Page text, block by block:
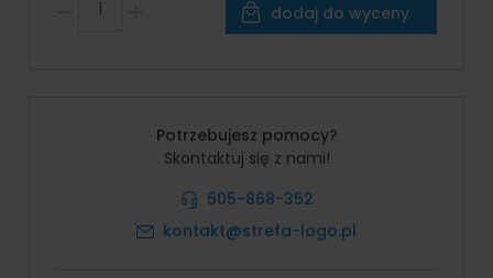
dodaj do wyceny
Potrzebujesz pomocy?
Skontaktuj się z nami!
505-868-352
kontakt@strefa-logo.pl